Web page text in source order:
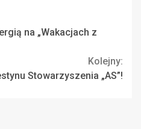
na „Wakacjach z
Kolejny:
Stowarzyszenia „AS”!